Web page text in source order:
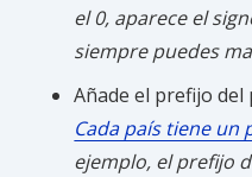
el 0, aparece el
siempre puedes
Añade el prefijo del
Cada país tiene un
ejemplo, el prefijo